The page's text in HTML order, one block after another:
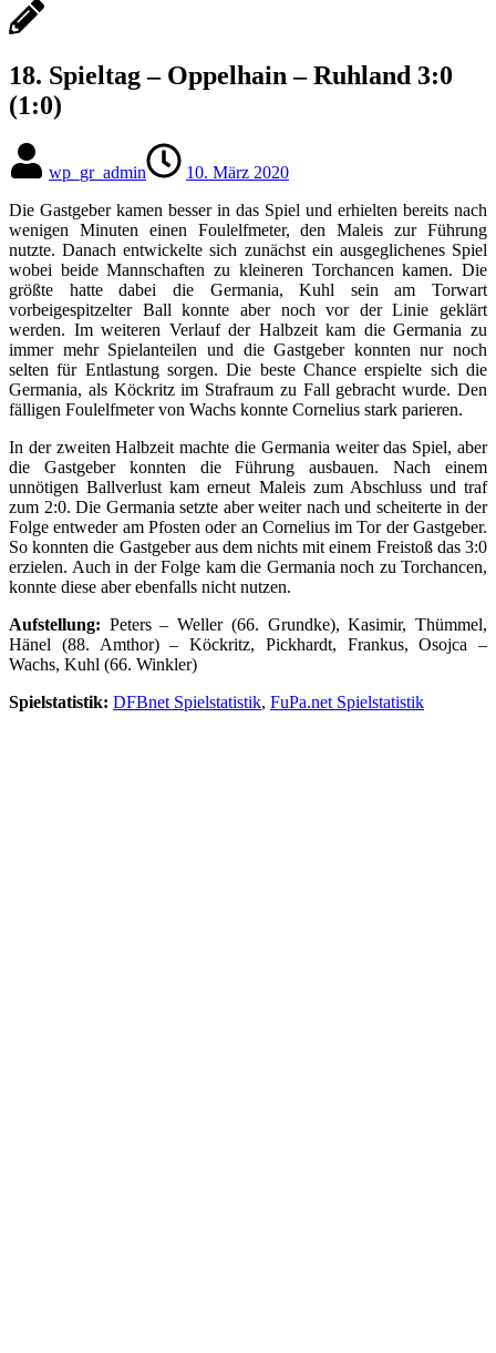
18. Spieltag – Oppelhain – Ruhland 3:0
(1:0)
wp_gr_admin
10. März 2020
Die Gastgeber kamen besser in das Spiel und erhielten bereits nach
wenigen Minuten einen Foulelfmeter, den Maleis zur Führung
nutzte. Danach entwickelte sich zunächst ein ausgeglichenes Spiel
wobei beide Mannschaften zu kleineren Torchancen kamen. Die
größte hatte dabei die Germania, Kuhl sein am Torwart
vorbeigespitzelter Ball konnte aber noch vor der Linie geklärt
werden. Im weiteren Verlauf der Halbzeit kam die Germania zu
immer mehr Spielanteilen und die Gastgeber konnten nur noch
selten für Entlastung sorgen. Die beste Chance erspielte sich die
Germania, als Köckritz im Strafraum zu Fall gebracht wurde. Den
fälligen Foulelfmeter von Wachs konnte Cornelius stark parieren.
In der zweiten Halbzeit machte die Germania weiter das Spiel, aber
die Gastgeber konnten die Führung ausbauen. Nach einem
unnötigen Ballverlust kam erneut Maleis zum Abschluss und traf
zum 2:0. Die Germania setzte aber weiter nach und scheiterte in der
Folge entweder am Pfosten oder an Cornelius im Tor der Gastgeber.
So konnten die Gastgeber aus dem nichts mit einem Freistoß das 3:0
erzielen. Auch in der Folge kam die Germania noch zu Torchancen,
konnte diese aber ebenfalls nicht nutzen.
Aufstellung: Peters – Weller (66. Grundke), Kasimir, Thümmel,
Hänel (88. Amthor) – Köckritz, Pickhardt, Frankus, Osojca –
Wachs, Kuhl (66. Winkler)
Spielstatistik: DFBnet Spielstatistik, FuPa.net Spielstatistik